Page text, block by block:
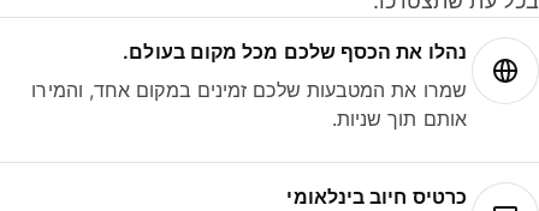
נהלו את הכסף שלכם מכל מקום בעולם.
שמרו את המטבעות שלכם זמינים במקום אחד, והמירו
אותם תוך שניות.
כרטיס חיוב בינלאומי